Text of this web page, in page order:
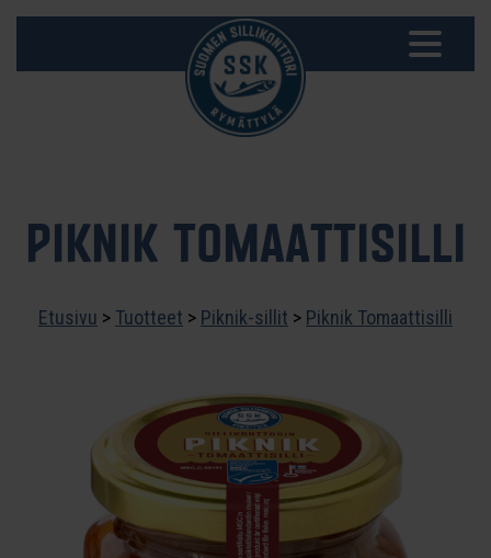
PIKNIK TOMAATTISILLI
Etusivu > Tuotteet > Piknik-sillit > Piknik Tomaattisilli